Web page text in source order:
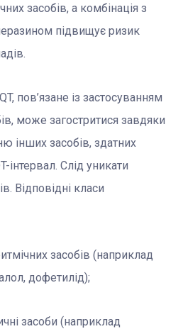
засобів, а комбінація з
підвищує ризик
пов’язане із застосуванням
може загостритися завдяки
інших засобів, здатних
інтервал. Слід уникати
Відповідні класи
засобів (наприклад
дофетилід);
засоби (наприклад